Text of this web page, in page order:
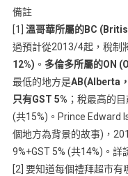
備註
[1] 溫哥華所屬的BC
過預計從2013/4起，稅制
12%) 。 多倫多所屬的ON
最低的地方是AB(Alberta
只有GST 5% ；稅最高的
(共15%)。Prince Edward
個地方為背景的故事)，
9%+GST 5% (共14%)。詳
[2] 要知道每個禮拜超市